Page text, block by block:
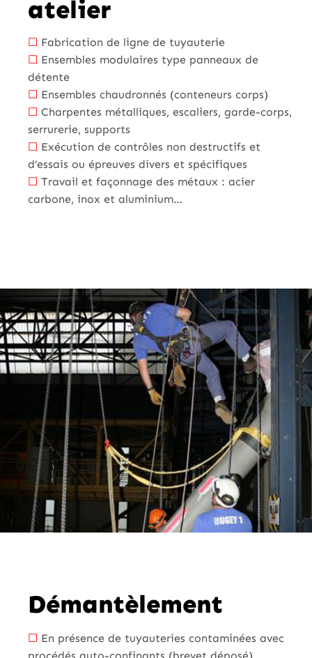
atelier
☐ Fabrication de ligne de tuyauterie
☐ Ensembles modulaires type panneaux de
détente
☐ Ensembles chaudronnés (conteneurs corps)
☐ Charpentes métalliques, escaliers, garde-corps,
serrurerie, supports
☐ Exécution de contrôles non destructifs et
d’essais ou épreuves divers et spécifiques
☐ Travail et façonnage des métaux : acier
carbone, inox et aluminium…
Démantèlement
☐ En présence de tuyauteries contaminées avec